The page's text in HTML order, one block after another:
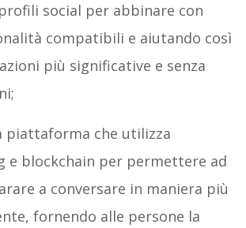
social per abbinare con
compatibili e aiutando così
più significative e senza
piattaforma che utilizza
e blockchain per permettere ad
a conversare in maniera più
fornendo alle persone la